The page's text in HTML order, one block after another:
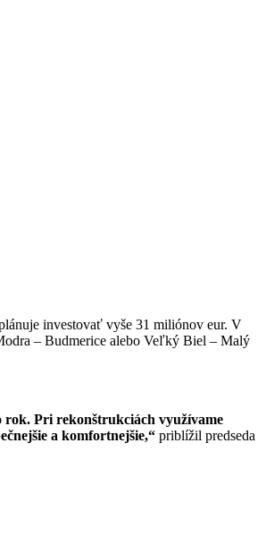
investovať vyše 31 miliónov eur. V
– Budmerice alebo Veľký Biel – Malý
rok. Pri rekonštrukciách využívame
a komfortnejšie,“ priblížil predseda